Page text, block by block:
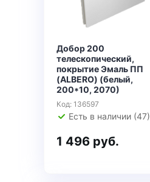
Добор 200
телескопический,
покрытие Эмаль ПП
(ALBERO) (белый,
200*10, 2070)
Код: 136597
Есть в наличии (47)
1 496 руб.